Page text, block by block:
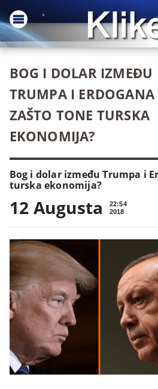
BOG I DOLAR IZMEĐU
TRUMPA I ERDOGANA
ZAŠTO TONE TURSKA
EKONOMIJA?
Bog i dolar između Trumpa i
turska ekonomija?
12 Augusta
22:54
2018